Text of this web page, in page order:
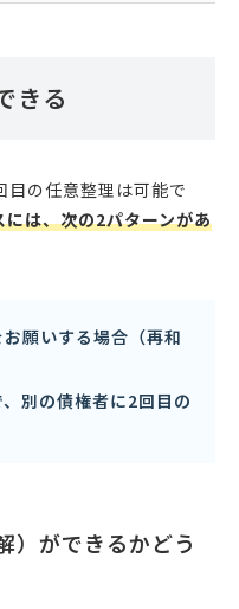
きる
目の任意整理は可能で
は、次の2パターンがあ
願いする場合（再和
別の債権者に2回目の
）ができるかどう